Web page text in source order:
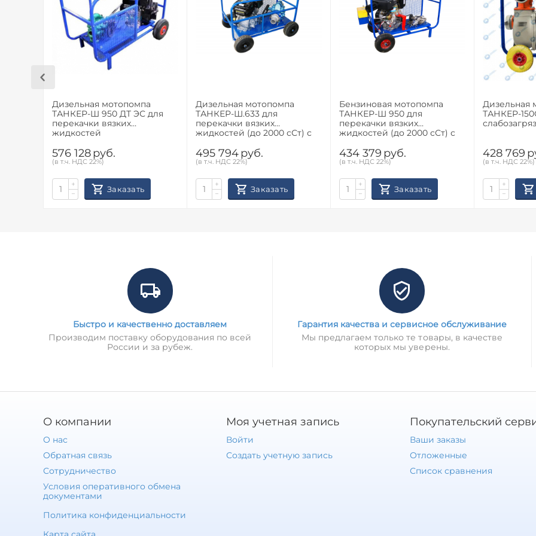
Дизельная мотопомпа
ТАНКЕР-Ш 950 ДТ ЭС для
перекачки вязких
жидкостей
576 128руб.
(в т.ч. НДС 22%)
+
−
Заказать
Дизельная мотопомпа
ТАНКЕР-Ш.633 для
перекачки вязких
жидкостей (до 2000 сСт) с
495 794руб.
(в т.ч. НДС 22%)
+
−
Заказать
Бензиновая мотопомпа
ТАНКЕР-Ш 950 для
перекачки вязких
жидкостей (до 2000 сСт) с
434 379 руб.
(в т.ч. НДС 22%)
+
−
Заказать
Дизельная
ТАНКЕР-
428 769
(в т.ч. НДС 22%)
+
−
Быстро и качественно доставляем
Производим поставку оборудования по всей
России и за рубеж.
Гарантия качества и сервисное обслуживание
Мы предлагаем только те товары, в качестве
которых мы уверены.
О компании
О нас
Обратная связь
Сотрудничество
Условия оперативного обмена
документами
Политика конфиденциальности
Моя учетная запись
Войти
Создать учетную запись
Покупательский
Ваши заказы
Отложенные
Список сравнения